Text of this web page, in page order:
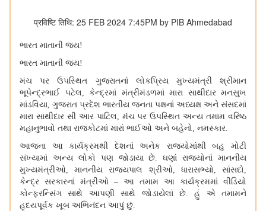
प्रविष्टि तिथि: 25 FEB 2024 7:45PM by PIB Ahmedabad
ભારત માતાની જય!
ભારત માતાની જય!
મંચ પર ઉપસ્થિત ગુજરાતનાં લોકપ્રિય મુખ્યમંત્રી શ્રીમાન
ભૂપેન્દ્રભાઈ પટેલ, કેન્દ્રમાં મંત્રીમંડળમાં મારા સાથીદાર મનસુખ
માંડવિયા, ગુજરાત પ્રદેશ ભારતીય જનતા પક્ષનાં અધ્યક્ષ અને સંસદમાં
મારા સાથીદાર સી આર પાટિલ, મંચ પર ઉપસ્થિત અન્ય તમામ વરિષ્ઠ
મહાનુભાવો તથા રાજકોટમાં મારાં ભાઈઓ અને બહેનો, નમસ્કાર.
આજના આ કાર્યક્રમથી દેશનાં અનેક રાજ્યોમાંથી બહુ મોટી
સંખ્યામાં અન્ય લોકો પણ જોડાયા છે. ઘણાં રાજ્યોનાં માનનીય
મુખ્યમંત્રીઓ, માનનીય રાજ્યપાલ શ્રીઓ, ધારાસભ્યો, સાંસદો,
કેન્દ્ર સરકારનાં મંત્રીઓ – આ તમામ આ કાર્યક્રમમાં વીડિયો
કોન્ફરન્સિંગ સાથે આપણી સાથે જોડાયેલાં છે. હું એ તમામને
હૃદયપૂર્વક ખૂબ અભિનંદન આપું છું.